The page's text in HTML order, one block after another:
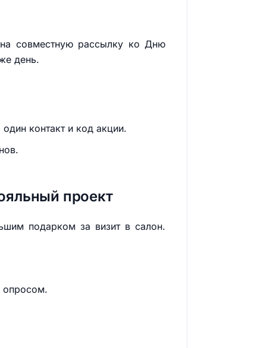
совместную рассылку ко Дню
день.
контакт и код акции.
проект
подарком за визит в салон.
опросом.